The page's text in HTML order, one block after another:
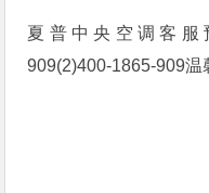
夏普中央空调客服
909(2)400-1865-909温